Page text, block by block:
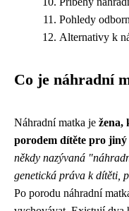
Pohledy
Alternativy k
Co je náhradní
Náhradní matka je žena,
porodem dítěte pro
někdy nazývaná
genetická práva k dítěti,
Po porodu náhradní